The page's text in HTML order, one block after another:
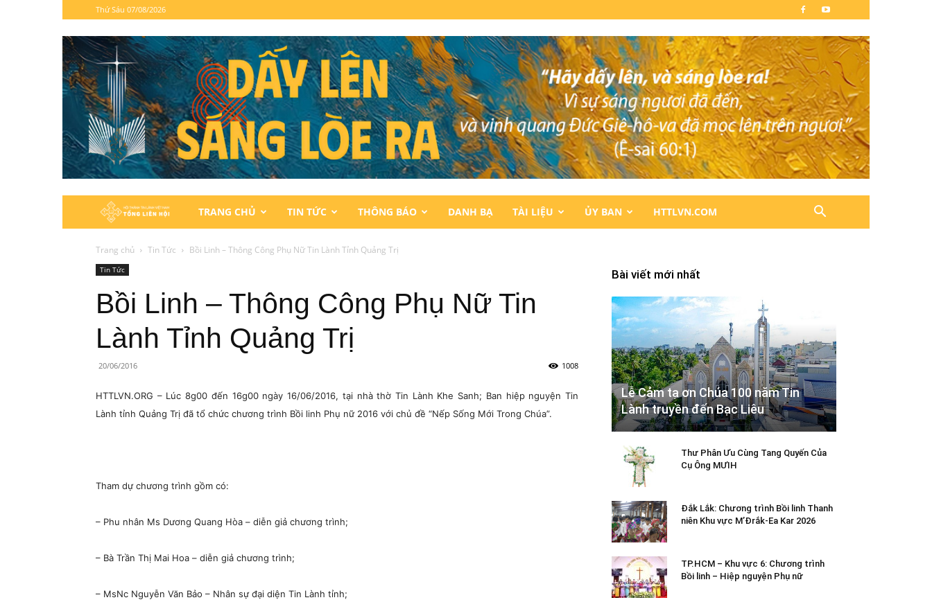
Thứ Sáu 07/08/2026
Hội
Thánh
Lành
TRANG CHỦ TIN TỨC THÔNG BÁO DANH BẠ TÀI LIỆU ỦY BAN HTTLVN.COM
Trang chủ Tin Tức Bồi Linh – Thông Công Phụ Nữ Tin Lành Tỉnh Quảng Trị
Tin Tức
Bồi Linh – Thông Công Phụ Nữ Tin
Lành Tỉnh Quảng Trị
20/06/2016 1008
HTTLVN.ORG – Lúc 8g00 đến 16g00 ngày 16/06/2016, tại nhà thờ Tin Lành Khe Sanh; Ban hiệp nguyện Tin
Lành tỉnh Quảng Trị đã tổ chức chương trình Bồi linh Phụ nữ 2016 với chủ đề “Nếp Sống Mới Trong Chúa”.
Tham dự chương trình gồm có:
– Phu nhân Ms Dương Quang Hòa – diễn giả chương trình;
– Bà Trần Thị Mai Hoa – diễn giả chương trình;
– MsNc Nguyễn Văn Bảo – Nhân sự đại diện Tin Lành tỉnh;
Bài viết mới nhất
Lễ Cảm tạ ơn Chúa 100 năm Tin
Lành truyền đến Bạc Liêu
Thư Phân Ưu Cùng Tang Quyến Của
Cụ Ông MƯIH
Đắk Lắk: Chương trình Bồi linh Thanh
niên Khu vực M’Đrắk-Ea Kar 2026
TP.HCM – Khu vực 6: Chương trình
Bồi linh – Hiệp nguyện Phụ nữ